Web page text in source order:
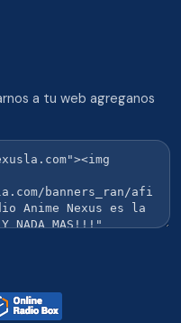
a tu web agreganos